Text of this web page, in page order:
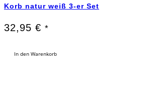
Korb natur weiß 3-er Set
32,95 € *
In den Warenkorb